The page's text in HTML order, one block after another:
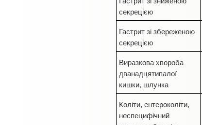
секрецією
Гастрит зі збереженою
секрецією
Виразкова хвороба
дванадцятипалої
кишки, шлунка
Коліти, ентероколіти,
неспецифічний